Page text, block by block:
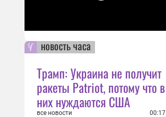
новость часа
Трамп: Украина не получит
ракеты Patriot, потому что в
них нуждаются США
все новости 00:17